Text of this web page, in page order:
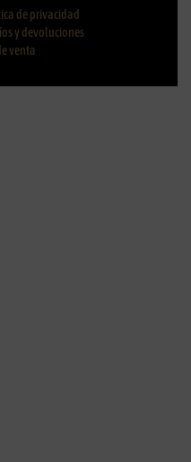
de privacidad
y devoluciones
venta